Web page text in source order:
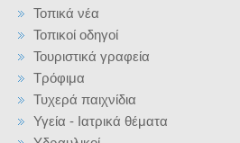
Τοπικά νέα
Τοπικοί οδηγοί
Τουριστικά γραφεία
Τρόφιμα
Τυχερά παιχνίδια
Υγεία - Ιατρικά θέματα